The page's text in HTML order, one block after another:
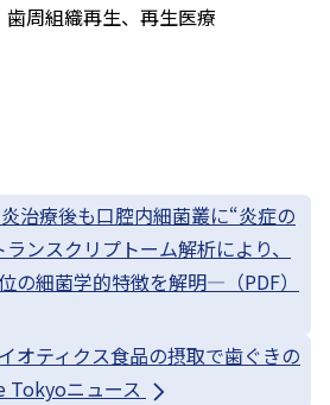
周組織再生、再生医療
治療後も口腔内細菌叢に“炎症の
ンスクリプトーム解析により、
の細菌学的特徴を解明—（PDF）
オティクス食品の摂取で歯ぐきの
Tokyoニュース